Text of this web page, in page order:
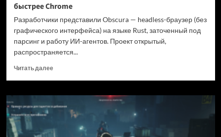
быстрее Chrome
Разработчики представили Obscura — headless-браузер (без
графического интерфейса) на языке Rust, заточенный под
парсинг и работу ИИ-агентов. Проект открытый,
распространяется...
Читать далееПрочитать
Новый
браузер
помогает
ботам